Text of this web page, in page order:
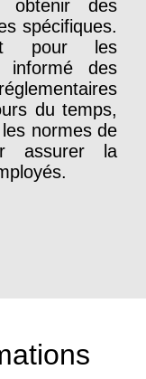
obtenir des
spécifiques.
pour les
informé des
du temps,
normes de
assurer la